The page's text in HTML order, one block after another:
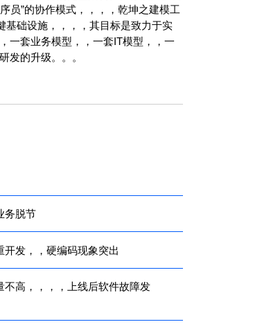
作模式，，，，乾坤之建模工
施，，，，其目标是致力于实
一套业务模型，，一套IT模型，，一
升级。。。
务脱节
发，，硬编码现象突出
，，，，上线后软件故障发